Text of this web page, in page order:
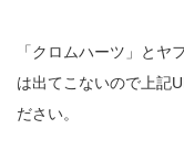
「クロムハーツ」とヤ
は出てこないので上記
ださい。